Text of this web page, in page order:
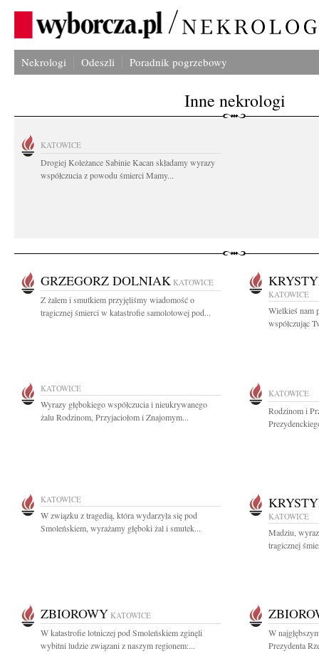
Nekrologi Odeszli Poradnik pogrzebowy
Inne nekrologi
KATOWICE
Drogiej Koleżance Sabinie Kacan składamy wyrazy
współczucia z powodu śmierci Mamy...
GRZEGORZ DOLNIAK KATOWICE
Z żalem i smutkiem przyjęliśmy wiadomość o
tragicznej śmierci w katastrofie samolotowej pod...
KATOWICE
Wielkieś nam
współczując
KATOWICE
Wyrazy głębokiego współczucia i nieukrywanego
żalu Rodzinom, Przyjaciołom i Znajomym...
KATOWICE
Rodzinom i
KATOWICE
W związku z tragedią, która wydarzyła się pod
Smoleńskiem, wyrażamy głęboki żal i smutek...
KATOWICE
Madziu,
tragicznej
ZBIOROWY KATOWICE
W katastrofie lotniczej pod Smoleńskiem zginęli
wybitni ludzie związani z naszym regionem:...
W
Prezydenta